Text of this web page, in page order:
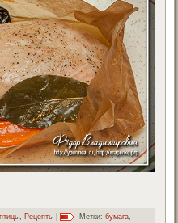
, Рецепты Метки: бумага,